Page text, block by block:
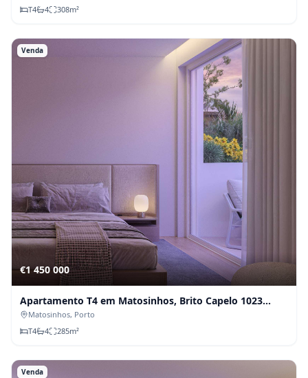
T4 4 308m²
Venda
€1 450 000
Apartamento T4 em Matosinhos, Brito Capelo 1023
(Fração D)
Matosinhos, Porto
T4 4 285m²
Venda